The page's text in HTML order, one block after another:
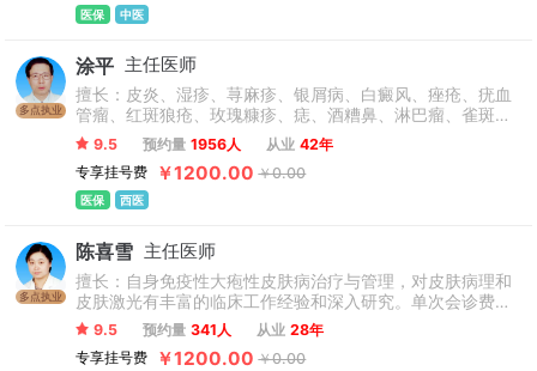
医保 中医
多点执业
涂平 主任医师
擅长：皮炎、湿疹、荨麻疹、银屑病、白癜风、痤疮、疣血
管瘤、红斑狼疮、玫瑰糠疹、痣、酒糟鼻、淋巴瘤、雀斑、
癣痤、疮瘢痕疙瘩、扁平苔藓等皮肤病。单次会诊费初诊
1200元、复诊500元，每次不少于3位专家。
9.5 预约量 1956人 从业 42年
专享挂号费
￥1200.00 ￥0.00
医保 西医
多点执业
陈喜雪 主任医师
擅长：自身免疫性大疱性皮肤病治疗与管理，对皮肤病理和
皮肤激光有丰富的临床工作经验和深入研究。单次会诊费初
诊1200元、复诊500元，每次不少于3位专家。
9.5 预约量 341人 从业 28年
专享挂号费
￥1200.00 ￥0.00